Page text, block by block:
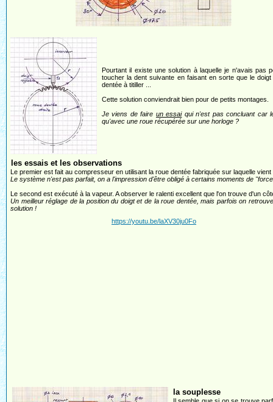
Pourtant il existe une solution à laquelle je n'avais pas
toucher la dent suivante en faisant en sorte que le
dentée à titiller ...
Cette solution conviendrait bien pour de petits montages.
Je viens de faire un essaiqui n'est pas concluant car
qu'avec une roue récupérée sur une horloge ?
les essais et les observations
Le premier est fait au compresseur en utilisant la roue dentée fabriquée sur laquelle
Le système n'est pas parfait, on a l'impression d'être obligé à certains moments de
Le second est exécuté à la vapeur. A observer le ralenti excellent que l'on trouve d'un
Un meilleur réglage de la position du doigt et de la roue dentée, mais parfois on
solution !
https://youtu.be/laXV30ju0Fo
la souplesse